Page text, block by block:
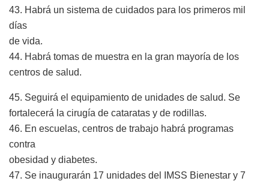
43. Habrá un sistema de cuidados para los primeros mil
días
de vida.
44. Habrá tomas de muestra en la gran mayoría de los
centros de salud.
45. Seguirá el equipamiento de unidades de salud. Se
fortalecerá la cirugía de cataratas y de rodillas.
46. En escuelas, centros de trabajo habrá programas
contra
obesidad y diabetes.
47. Se inaugurarán 17 unidades del IMSS Bienestar y 7